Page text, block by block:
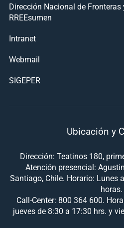
Dirección Nacional de
RREEsumen
Intranet
Webmail
SIGEPER
Ubicación y
Dirección: Teatinos 180,
Atención presencial:
Santiago, Chile. Horario: Lunes
horas.
Call-Center: 800 364 600.
jueves de 8:30 a 17:30 hrs. y